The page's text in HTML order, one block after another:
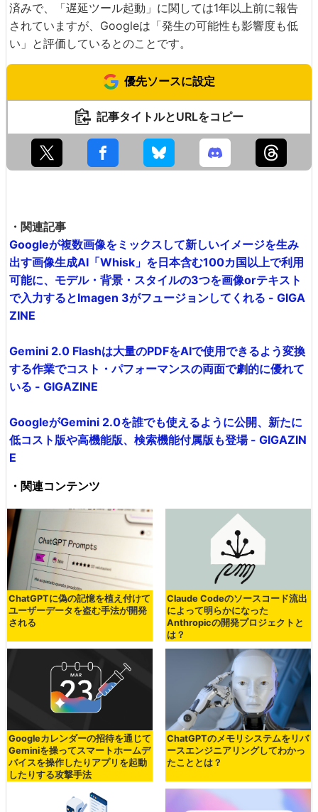
済みで、「遅延ツール起動」に関しては1年以上前に報告
されていますが、Googleは「発生の可能性も影響度も低
い」と評価しているとのことです。
優先ソースに設定
記事タイトルとURLをコピー
・関連記事
Googleが複数画像をミックスして新しいイメージを生み
出す画像生成AI「Whisk」を日本含む100カ国以上で利用
可能に、モデル・背景・スタイルの3つを画像orテキスト
で入力するとImagen 3がフュージョンしてくれる - GIGA
ZINE
Gemini 2.0 Flashは大量のPDFをAIで使用できるよう変換
する作業でコスト・パフォーマンスの両面で劇的に優れて
いる - GIGAZINE
GoogleがGemini 2.0を誰でも使えるように公開、新たに
低コスト版や高機能版、検索機能付属版も登場 - GIGAZIN
E
・関連コンテンツ
ChatGPTに偽の記憶を植え付けて
ユーザーデータを盗む手法が開発
される
Claude Codeのソースコード流出
によって明らかになった
Anthropicの開発プロジェクトと
は？
Googleカレンダーの招待を通じて
Geminiを操ってスマートホームデ
バイスを操作したりアプリを起動
したりする攻撃手法
ChatGPTのメモリシステムをリバ
ースエンジニアリングしてわかっ
たこととは？